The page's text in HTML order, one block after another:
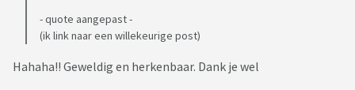
- quote aangepast -
(ik link naar een willekeurige post)
Hahaha!! Geweldig en herkenbaar. Dank je wel